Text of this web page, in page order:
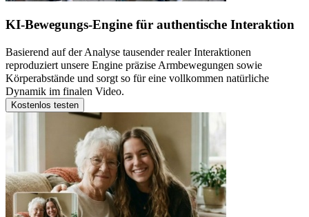
KI-Bewegungs-Engine für authentische Interaktion
Basierend auf der Analyse tausender realer Interaktionen
reproduziert unsere Engine präzise Armbewegungen sowie
Körperabstände und sorgt so für eine vollkommen natürliche
Dynamik im finalen Video.
Kostenlos testen